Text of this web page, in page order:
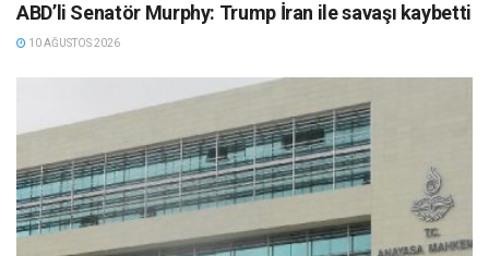
ABD’li Senatör Murphy: Trump İran ile savaşı kaybetti
10 AĞUSTOS 2026